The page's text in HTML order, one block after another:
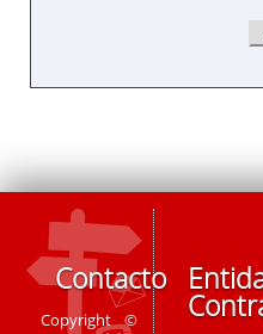
Contacto
Copyright ©
Entidades